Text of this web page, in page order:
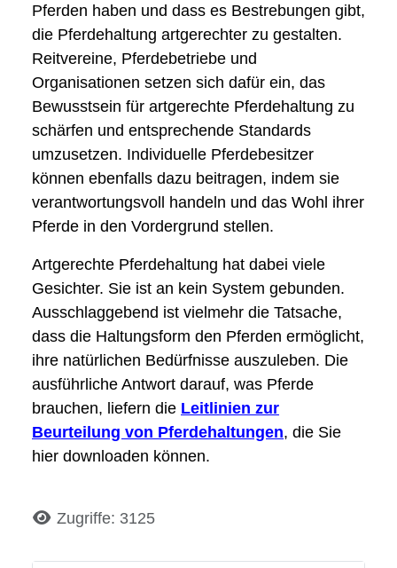
Pferden haben und dass es Bestrebungen gibt,
die Pferdehaltung artgerechter zu gestalten.
Reitvereine, Pferdebetriebe und
Organisationen setzen sich dafür ein, das
Bewusstsein für artgerechte Pferdehaltung zu
schärfen und entsprechende Standards
umzusetzen. Individuelle Pferdebesitzer
können ebenfalls dazu beitragen, indem sie
verantwortungsvoll handeln und das Wohl ihrer
Pferde in den Vordergrund stellen.
Artgerechte Pferdehaltung hat dabei viele
Gesichter. Sie ist an kein System gebunden.
Ausschlaggebend ist vielmehr die Tatsache,
dass die Haltungsform den Pferden ermöglicht,
ihre natürlichen Bedürfnisse auszuleben. Die
ausführliche Antwort darauf, was Pferde
brauchen, liefern die Leitlinien zur
Beurteilung von Pferdehaltungen, die Sie
hier downloaden können.
DetailsZugriffe: 3125